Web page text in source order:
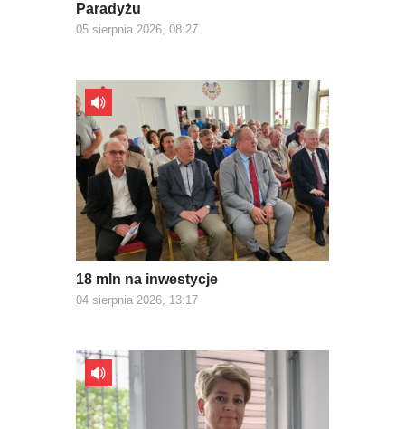
Paradyżu
05 sierpnia 2026, 08:27
18 mln na inwestycje
04 sierpnia 2026, 13:17